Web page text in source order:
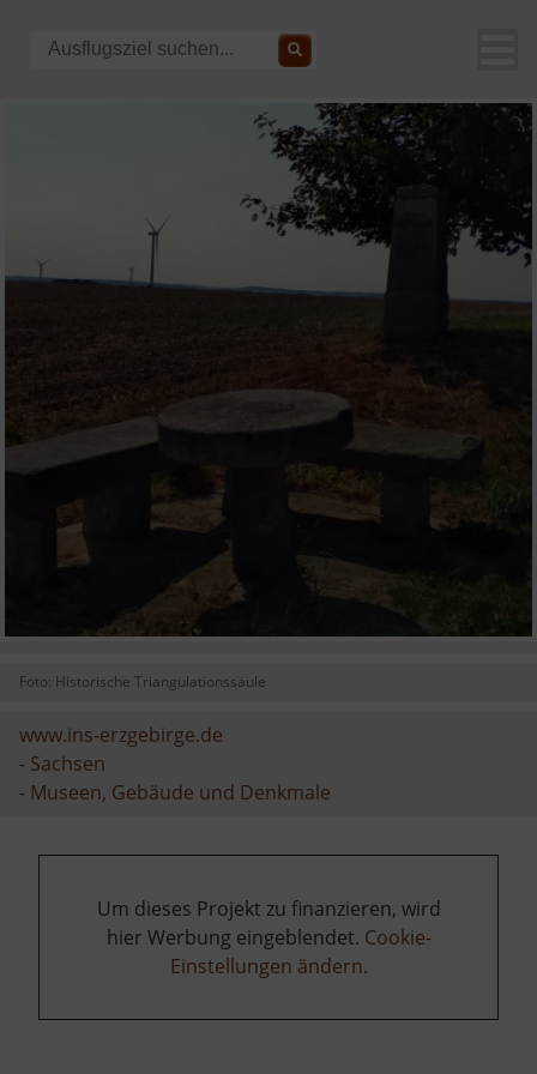
Foto: Historische Triangulationssäule
www.ins-erzgebirge.de
- Sachsen
- Museen, Gebäude und Denkmale
Um dieses Projekt zu finanzieren, wird
hier Werbung eingeblendet. Cookie-
Einstellungen ändern.